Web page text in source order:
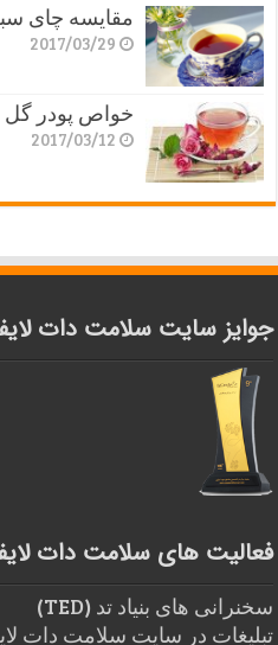
مقایسه چای
2017/03/29
خواص پودر
2017/03/12
جوایز سایت سلامت دات
فعالیت های سلامت دات
سخنرانی های بنیاد تد (TED)
تبلیغات در سایت سلامت دات